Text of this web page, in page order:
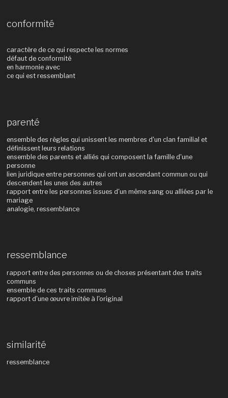
conformité
caractère de ce qui respecte les normes
défaut de conformité
en harmonie avec
ce qui est ressemblant
parenté
ensemble des règles qui unissent les membres d'un clan familial et
définissent leurs relations
ensemble des parents et alliés qui composent la famille d'une
personne
lien juridique entre personnes qui ont un ascendant commun ou qui
descendent les unes des autres
rapport entre les personnes issues d'un même sang ou alliées par le
mariage
analogie, ressemblance
ressemblance
rapport entre des personnes ou de choses présentant des traits
communs
ensemble de ces traits communs
rapport d'une œuvre imitée à l'original
similarité
ressemblance